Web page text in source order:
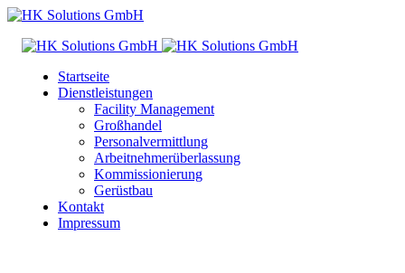
Startseite
Dienstleistungen
Facility Management
Großhandel
Personalvermittlung
Arbeitnehmerüberlassung
Kommissionierung
Gerüstbau
Kontakt
Impressum